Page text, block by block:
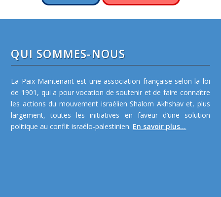
QUI SOMMES-NOUS
La Paix Maintenant est une association française selon la loi
de 1901, qui a pour vocation de soutenir et de faire connaître
les actions du mouvement israélien Shalom Akhshav et, plus
largement, toutes les initiatives en faveur d’une solution
politique au conflit israélo-palestinien. En savoir plus...